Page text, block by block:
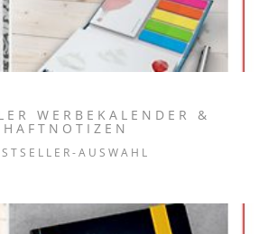
WERBEKALENDER &
HAFTNOTIZEN
AUSWAHL